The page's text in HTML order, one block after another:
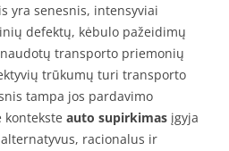
yra senesnis, intensyviai
defektų, kėbulo pažeidimų
transporto priemonių
trūkumų turi transporto
tampa jos pardavimo
kontekste auto supirkimas įgyja
racionalus ir